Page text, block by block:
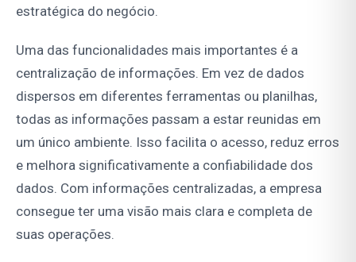
estratégica do negócio.
Uma das funcionalidades mais importantes é a
centralização de informações. Em vez de dados
dispersos em diferentes ferramentas ou planilhas,
todas as informações passam a estar reunidas em
um único ambiente. Isso facilita o acesso, reduz erros
e melhora significativamente a confiabilidade dos
dados. Com informações centralizadas, a empresa
consegue ter uma visão mais clara e completa de
suas operações.